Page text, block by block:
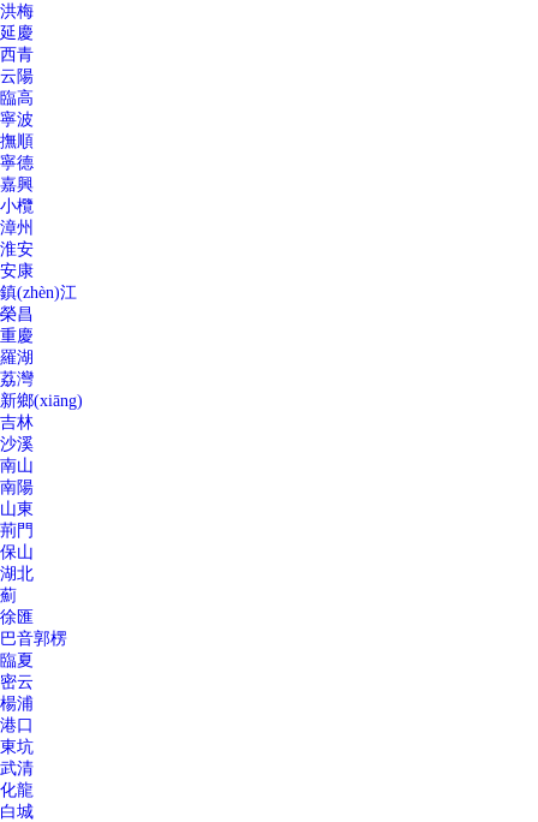
洪梅
延慶
西青
云陽
臨高
寧波
撫順
寧德
嘉興
小欖
漳州
淮安
安康
鎮(zhèn)江
榮昌
重慶
羅湖
荔灣
新鄉(xiāng)
吉林
沙溪
南山
南陽
山東
荊門
保山
湖北
薊
徐匯
巴音郭楞
臨夏
密云
楊浦
港口
東坑
武清
化龍
白城